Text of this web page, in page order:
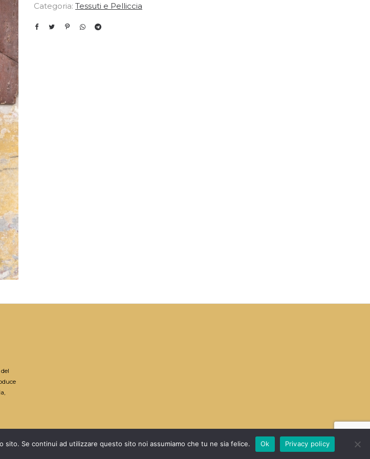
Categoria: Tessuti e Pelliccia
POWERED BY WEB PROJECT
sito. Se continui ad utilizzare questo sito noi assumiamo che tu ne sia felice. Ok Privacy policy